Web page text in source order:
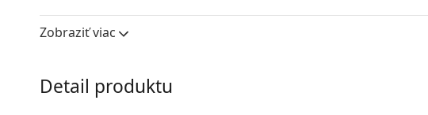
s vyššou optickou mohutnosťou.
Flexi pánt so zabudovanou pružinou dovoľuje roztvoriť
správne nastavenie.
Príslušenstvo
Zobraziť viac
Detail produktu